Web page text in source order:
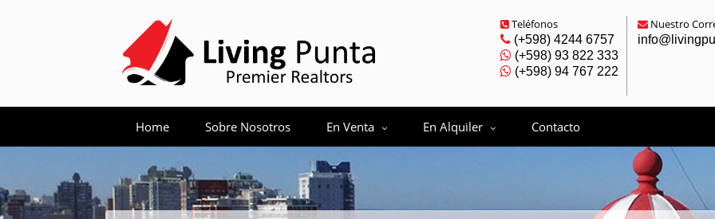
Teléfonos
(+598) 4244 6757
(+598) 93 822 333
(+598) 94 767 222
Nuestro
Home Sobre Nosotros En Venta En Alquiler Contacto